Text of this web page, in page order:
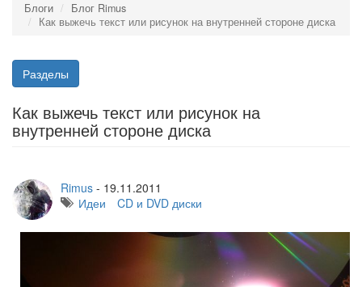
Блоги
Блог Rimus
Как выжечь текст или рисунок на внутренней стороне диска
Разделы
Как выжечь текст или рисунок на
внутренней стороне диска
Rimus - 19.11.2011
Идеи
CD и DVD диски